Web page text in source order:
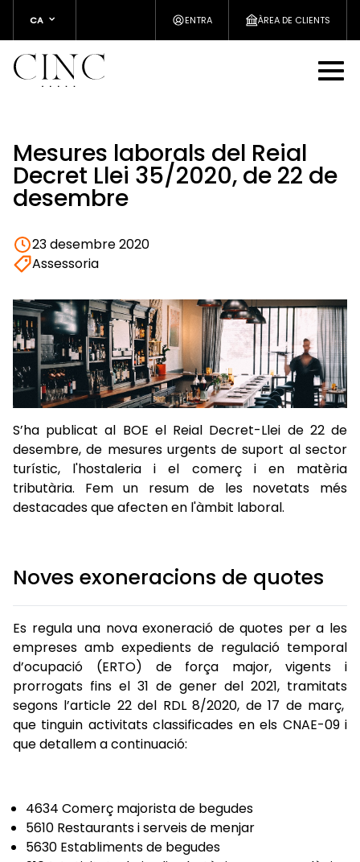
CA ENTRA ÀREA DE CLIENTS
Mesures laborals del Reial
Decret Llei 35/2020, de 22 de
desembre
23 desembre 2020
Assessoria
S’ha publicat al BOE el Reial Decret-Llei de 22 de
desembre, de mesures urgents de suport al sector
turístic, l'hostaleria i el comerç i en matèria
tributària. Fem un resum de les novetats més
destacades que afecten en l'àmbit laboral.
Noves exoneracions de quotes
Es regula una nova exoneració de quotes per a les
empreses amb expedients de regulació temporal
d’ocupació (ERTO) de força major, vigents i
prorrogats fins el 31 de gener del 2021, tramitats
segons l’article 22 del RDL 8/2020, de 17 de març,
que tinguin activitats classificades en els CNAE-09 i
que detallem a continuació:
4634 Comerç majorista de begudes
5610 Restaurants i serveis de menjar
5630 Establiments de begudes